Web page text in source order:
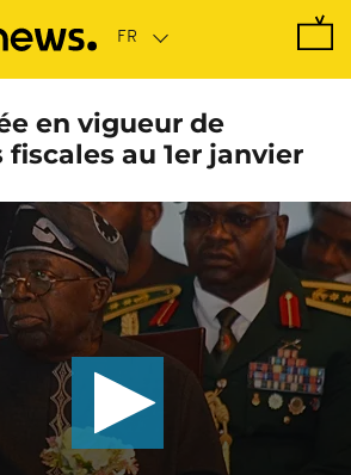
en vigueur de
au 1er janvier